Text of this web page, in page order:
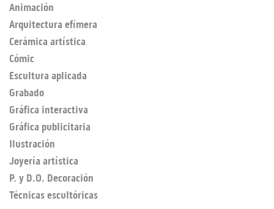
Animación
Arquitectura efímera
Cerámica artística
Cómic
Escultura aplicada
Grabado
Gráfica interactiva
Gráfica publicitaria
Ilustración
Joyería artística
P. y D.O. Decoración
Técnicas escultóricas